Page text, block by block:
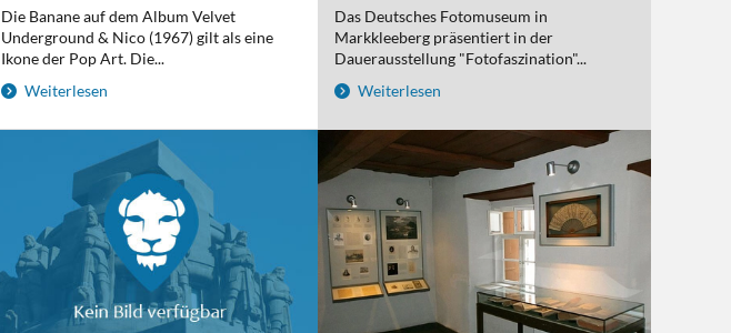
Die Banane auf dem Album Velvet
Underground & Nico (1967) gilt als eine
Ikone der Pop Art. Die...
Weiterlesen
Das Deutsches Fotomuseum in
Markkleeberg präsentiert in der
Dauerausstellung "Fotofaszination"...
Weiterlesen